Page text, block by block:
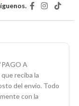
A
reciba la
del envío. Todo
con la